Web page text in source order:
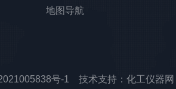
地图导航
号-1 技术支持：化工仪器网